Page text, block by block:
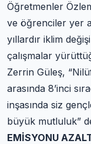
Öğretmenler
ve öğrenciler yer
yıllardır iklim
çalışmalar
Zerrin Güleş,
arasında 8’inci
inşasında siz
büyük mutluluk”
EMİSYONU